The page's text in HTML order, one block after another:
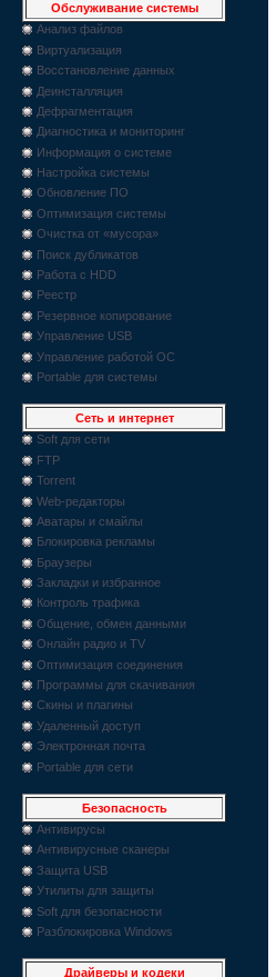
Обслуживание системы
Анализ файлов
Виртуализация
Восстановление данных
Деинсталляция
Дефрагментация
Диагностика и мониторинг
Информация о системе
Настройка системы
Обновление ПО
Оптимизация системы
Очистка от «мусора»
Поиск дубликатов
Работа с HDD
Реестр
Резервное копирование
Управление USB
Управление работой ОС
Portable для системы
Сеть и интернет
Soft для сети
FTP
Torrent
Web-редакторы
Аватары и смайлы
Блокировка рекламы
Браузеры
Закладки и избранное
Контроль трафика
Общение, обмен данными
Онлайн радио и TV
Оптимизация соединения
Программы для скачивания
Скины и плагины
Удаленный доступ
Электронная почта
Portable для сети
Безопасность
Антивирусы
Антивирусные сканеры
Защита USB
Утилиты для защиты
Soft для безопасности
Разблокировка Windows
Драйверы и кодеки